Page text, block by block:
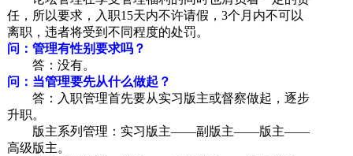
任，所以要求，入职15天内不许请假，3个月内不可以
离职，违者将受到不同程度的处罚。
问：管理有性别要求吗？
答：没有。
问：当管理要先从什么做起？
答：入职管理首先要从实习版主或督察做起，逐步
升职。
版主系列管理：实习版主——副版主——版主——
高级版主。